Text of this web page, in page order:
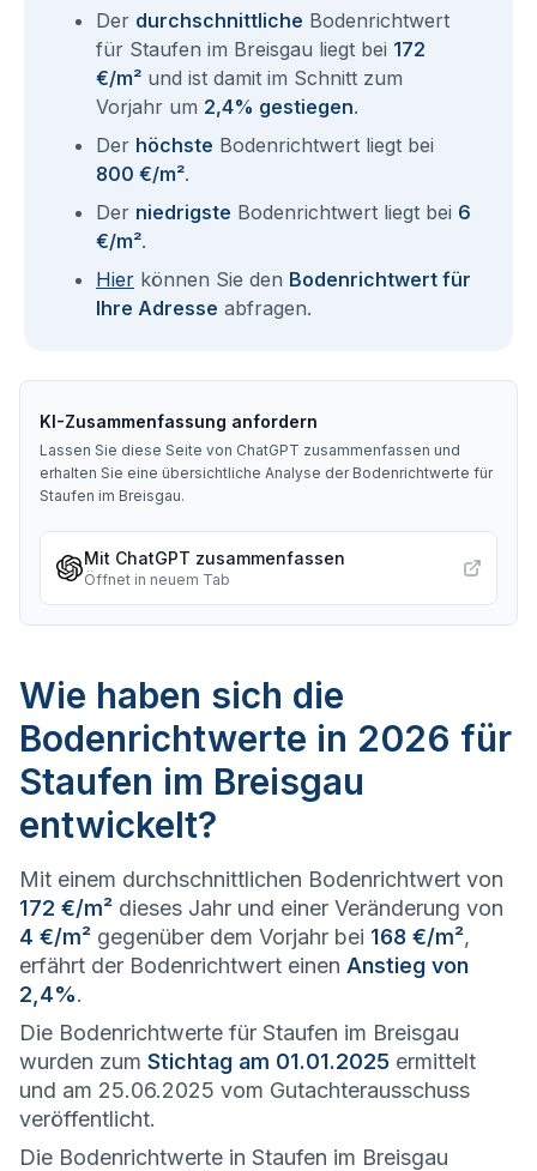
Der durchschnittliche Bodenrichtwert
für Staufen im Breisgau liegt bei 172
€/m² und ist damit im Schnitt zum
Vorjahr um 2,4% gestiegen.
Der höchste Bodenrichtwert liegt bei
800 €/m².
Der niedrigste Bodenrichtwert liegt bei 6
€/m².
Hier können Sie den Bodenrichtwert für
Ihre Adresse abfragen.
KI-Zusammenfassung anfordern
Lassen Sie diese Seite von ChatGPT zusammenfassen und
erhalten Sie eine übersichtliche Analyse der Bodenrichtwerte für
Staufen im Breisgau.
Mit ChatGPT zusammenfassen
Öffnet in neuem Tab
Wie haben sich die
Bodenrichtwerte in 2026 für
Staufen im Breisgau
entwickelt?
Mit einem durchschnittlichen Bodenrichtwert von
172 €/m² dieses Jahr und einer Veränderung von
4 €/m² gegenüber dem Vorjahr bei 168 €/m²,
erfährt der Bodenrichtwert einen Anstieg von
2,4%.
Die Bodenrichtwerte für Staufen im Breisgau
wurden zum Stichtag am 01.01.2025 ermittelt
und am 25.06.2025 vom Gutachterausschuss
veröffentlicht.
Die Bodenrichtwerte in Staufen im Breisgau